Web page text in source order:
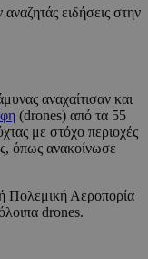
ειδήσεις στην
αναχαίτισαν και
(drones) από τα 55
με στόχο περιοχές
όπως ανακοίνωσε
Πολεμική Αεροπορία
drones.